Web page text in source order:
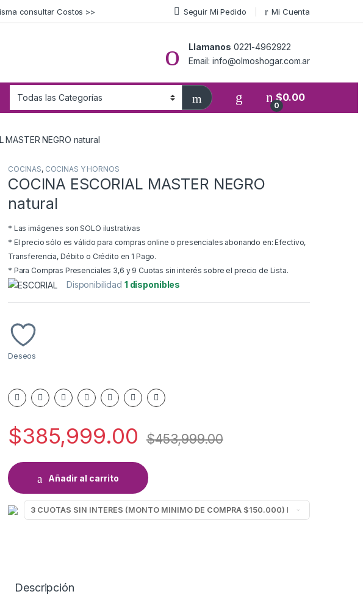
consultar Costos >> Seguir Mi Pedido Mi Cuenta
Llamanos 0221-4962922
Email: info@olmoshogar.com.ar
0
$0.00
MASTER NEGRO natural
COCINAS, COCINAS Y HORNOS
COCINA ESCORIAL MASTER NEGRO
natural
* Las imágenes son SOLO ilustrativas
* El precio sólo es válido para compras online o presenciales abonando en: Efectivo,
Transferencia, Débito o Crédito en 1 Pago.
* Para Compras Presenciales 3,6 y 9 Cuotas sin interés sobre el precio de Lista.
Disponibilidad 1 disponibles
Deseos
$385,999.00 $453,999.00
Añadir al carrito
Descripción